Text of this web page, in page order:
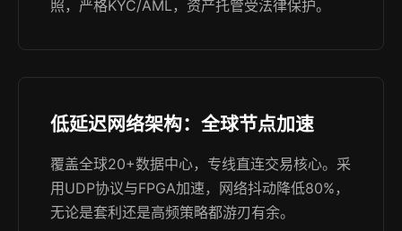
照，严格KYC/AML，资产托管受法律保护。
低延迟网络架构：全球节点加速
覆盖全球20+数据中心，专线直连交易核心。采
用UDP协议与FPGA加速，网络抖动降低80%，
无论是套利还是高频策略都游刃有余。